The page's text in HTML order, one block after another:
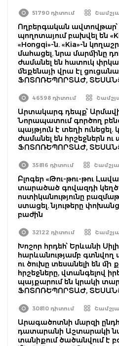
51790 դիտում
Ողբերգական ավտովթար՝
պողոտայում բախվել են
«Hongqi»-ն. «Kia»-ն
մահացել. նրա մարմինը
ժամանել են հատուկ
մեքենայի վրա էլ
ՖՈՏՈՌԵՊՈՐՏԱԺ,
46598 դիտում
Արտակարգ դեպք՝
Նորապատում գործող
պայթյուն է տեղի
ժամանել են հրշեջներն ու
ՖՈՏՈՌԵՊՈՐՏԱԺ,
35816 դիտում
Բլոգեր «Թու-թու-թու
տարածած գովազդի կեղծ
ոստիկանությունը
ստացել. նյութերը
բաժին
32122 դիտում
Խոշոր հրդեհ՝ Երևանի
հարևանությամբ գտնվող
ու ծուխը տեսանելի են մի
հրշեջները, վտանգելով
պայքարում են կրակի
ՖՈՏՈՌԵՊՈՐՏԱԺ,
30810 դիտում
Արագածոտնի մարզի
դատարանի Աշտարակի
տանիքում ծածանվում է